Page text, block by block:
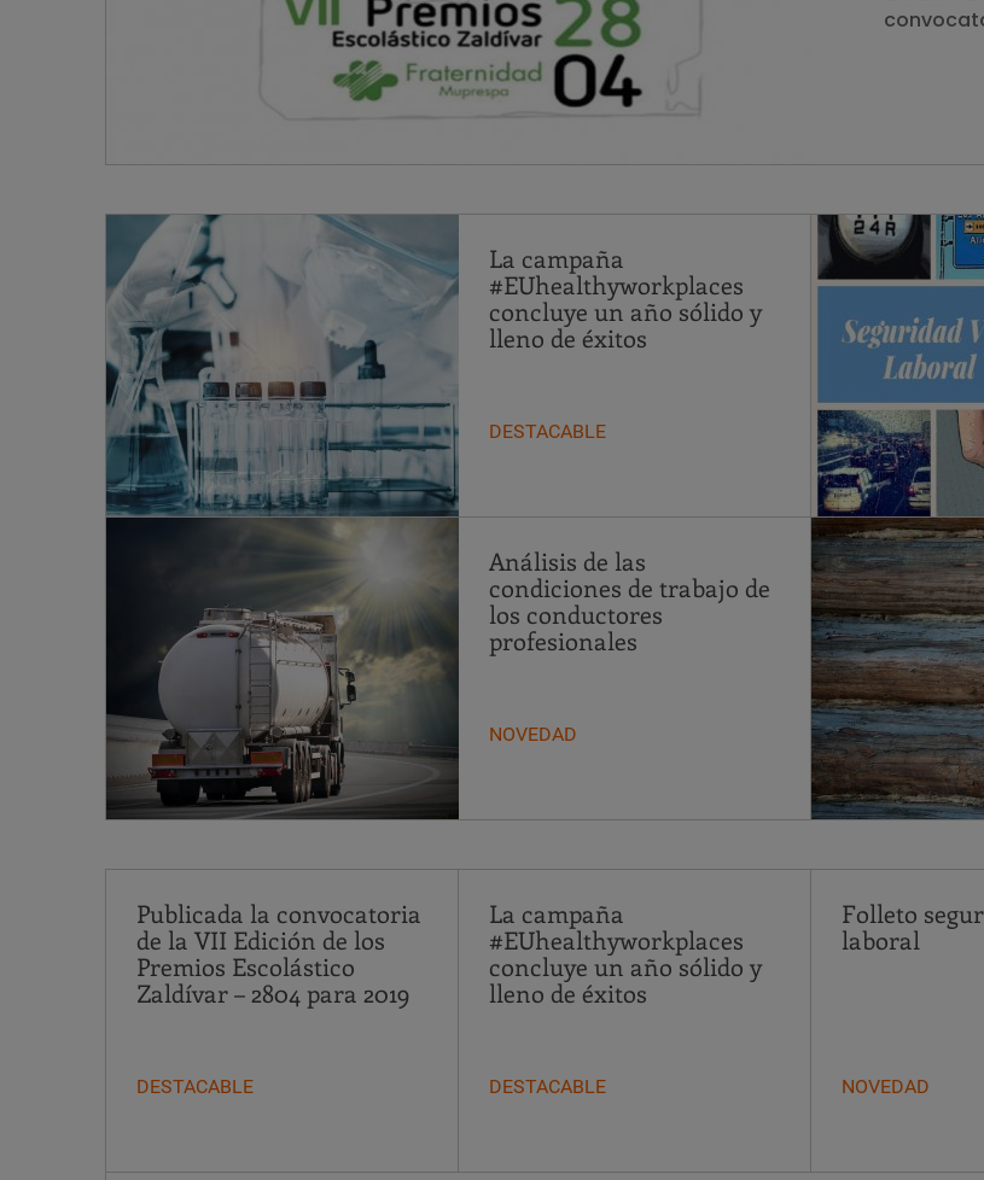
La campaña
#EUhealthyworkplaces
concluye un año sólido y
lleno de éxitos
DESTACABLE
Análisis de las
condiciones de trabajo de
los conductores
profesionales
NOVEDAD
Publicada la convocatoria
de la VII Edición de los
Premios Escolástico
Zaldívar – 2804 para 2019
DESTACABLE
La campaña
#EUhealthyworkplaces
concluye un año sólido y
lleno de éxitos
DESTACABLE
Folleto
laboral
NOVEDAD